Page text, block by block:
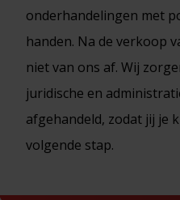
onderhandelingen met
handen. Na de verkoop
niet van ons af. Wij
juridische en
afgehandeld, zodat jij je
volgende stap.